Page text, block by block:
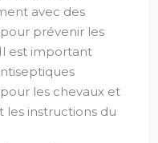
avec des
prévenir les
est important
les chevaux et
les instructions du